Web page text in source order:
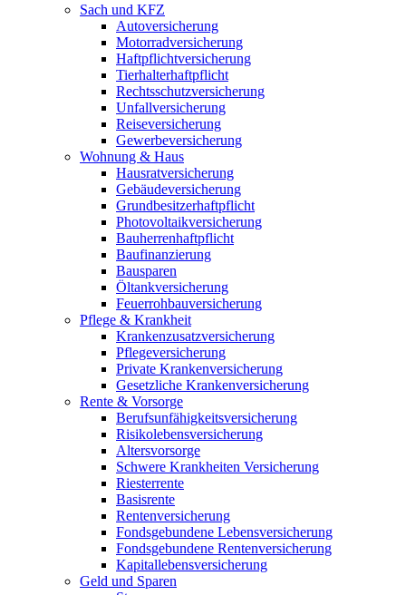
Sach und KFZ
Autoversicherung
Motorradversicherung
Haftpflichtversicherung
Tierhalterhaftpflicht
Rechtsschutzversicherung
Unfallversicherung
Reiseversicherung
Gewerbeversicherung
Wohnung & Haus
Hausratversicherung
Gebäudeversicherung
Grundbesitzerhaftpflicht
Photovoltaikversicherung
Bauherrenhaftpflicht
Baufinanzierung
Bausparen
Öltankversicherung
Feuerrohbauversicherung
Pflege & Krankheit
Krankenzusatzversicherung
Pflegeversicherung
Private Krankenversicherung
Gesetzliche Krankenversicherung
Rente & Vorsorge
Berufs­unfähigkeitsversicherung
Risikolebensversicherung
Altersvorsorge
Schwere Krankheiten Versicherung
Riesterrente
Basisrente
Rentenversicherung
Fondsgebundene Lebensversicherung
Fondsgebundene Rentenversicherung
Kapitallebensversicherung
Geld und Sparen